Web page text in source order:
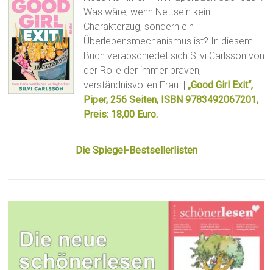
Was wäre, wenn Nettsein kein
Charakterzug, sondern ein
Überlebensmechanismus ist? In diesem
Buch verabschiedet sich Silvi Carlsson von
der Rolle der immer braven,
verständnisvollen Frau. |„Good Girl Exit“,
Piper, 256 Seiten, ISBN 9783492067201,
Preis: 18,00 Euro.
Die Spiegel-Bestsellerlisten